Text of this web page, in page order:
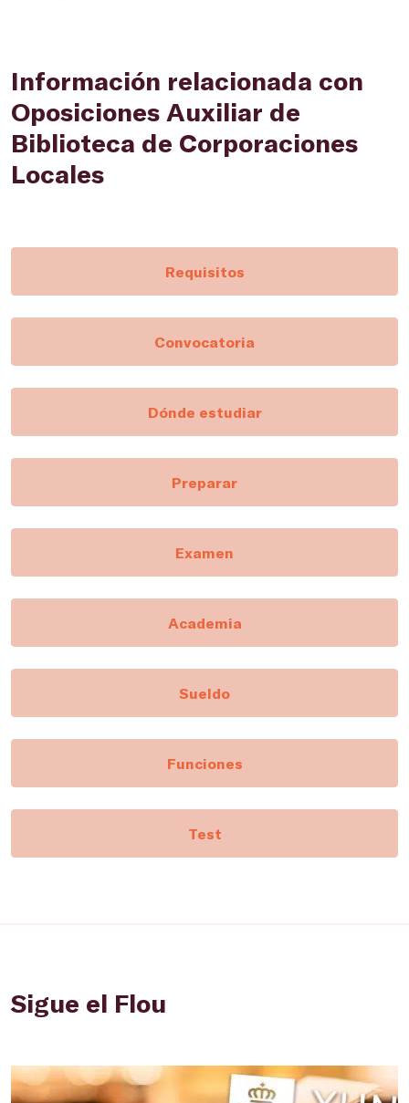
Información relacionada con
Oposiciones Auxiliar de
Biblioteca de Corporaciones
Locales
Requisitos
Convocatoria
Dónde estudiar
Preparar
Examen
Academia
Sueldo
Funciones
Test
Sigue el Flou